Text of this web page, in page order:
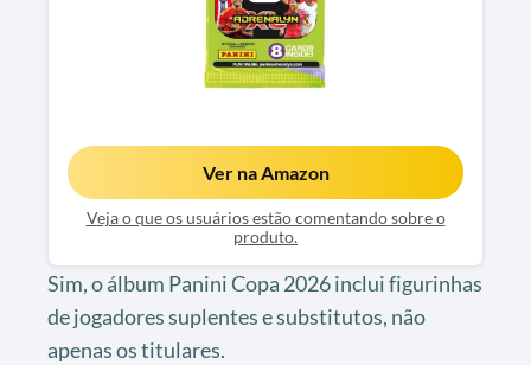
Ver na Amazon
Veja o que os usuários estão comentando sobre o
produto.
Sim, o álbum Panini Copa 2026 inclui figurinhas
de jogadores suplentes e substitutos, não
apenas os titulares.